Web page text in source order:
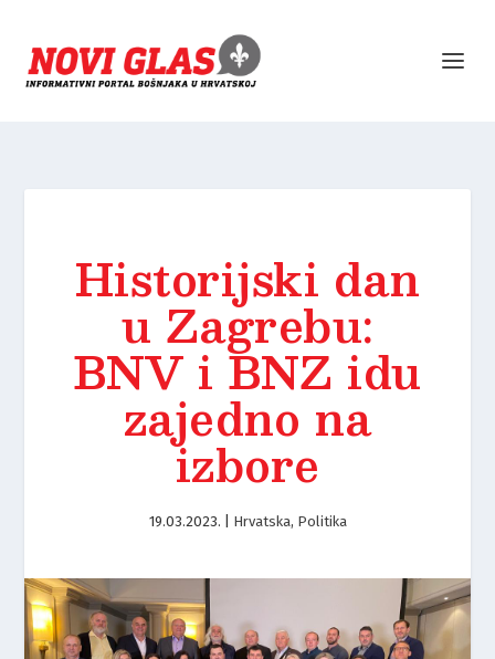
Historijski dan
u Zagrebu:
BNV i BNZ idu
zajedno na
izbore
19.03.2023. Hrvatska, Politika